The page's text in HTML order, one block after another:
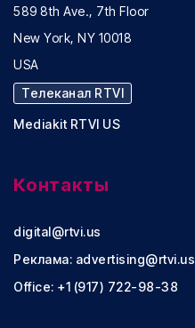
589 8th Ave., 7th Floor
New York, NY 10018
USA
Телеканал RTVI
Mediakit RTVI US
Контакты
digital@rtvi.us
Реклама: advertising@rtvi.us
Office: +1 (917) 722-98-38